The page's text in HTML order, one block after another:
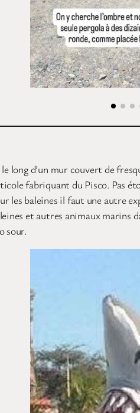
long d’un mur couvert de
fabriquant du Pisco. Pas
les baleines il faut une
et autres animaux marins
sour.